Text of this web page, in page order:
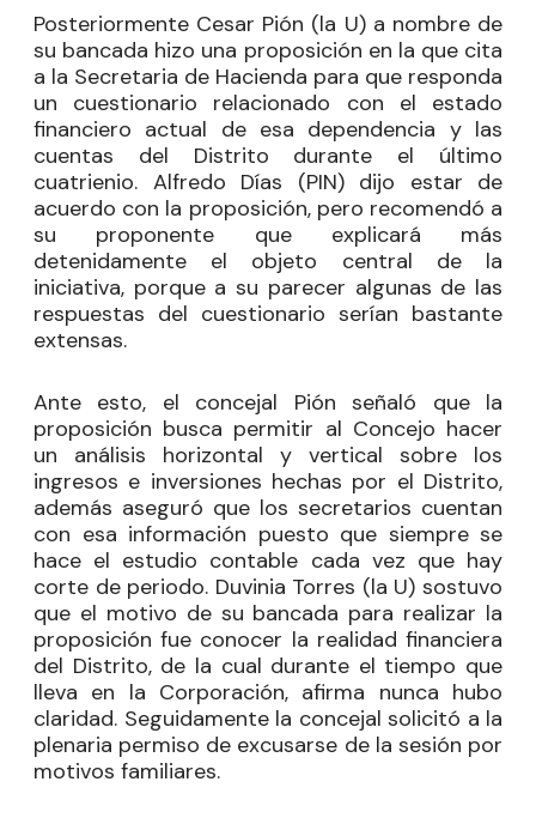
Posteriormente Cesar Pión (la U) a nombre de
su bancada hizo una proposición en la que cita
a la Secretaria de Hacienda para que responda
un cuestionario relacionado con el estado
financiero actual de esa dependencia y las
cuentas del Distrito durante el último
cuatrienio. Alfredo Días (PIN) dijo estar de
acuerdo con la proposición, pero recomendó a
su proponente que explicará más
detenidamente el objeto central de la
iniciativa, porque a su parecer algunas de las
respuestas del cuestionario serían bastante
extensas.
Ante esto, el concejal Pión señaló que la
proposición busca permitir al Concejo hacer
un análisis horizontal y vertical sobre los
ingresos e inversiones hechas por el Distrito,
además aseguró que los secretarios cuentan
con esa información puesto que siempre se
hace el estudio contable cada vez que hay
corte de periodo. Duvinia Torres (la U) sostuvo
que el motivo de su bancada para realizar la
proposición fue conocer la realidad financiera
del Distrito, de la cual durante el tiempo que
lleva en la Corporación, afirma nunca hubo
claridad. Seguidamente la concejal solicitó a la
plenaria permiso de excusarse de la sesión por
motivos familiares.